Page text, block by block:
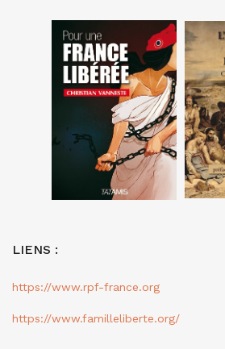
LIENS :
https://www.rpf-france.org
https://www.familleliberte.org/